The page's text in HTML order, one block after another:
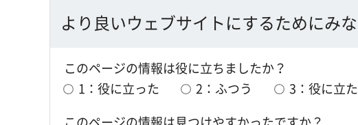
より良いウェブサイトにするためにみ
このページの情報は役に立ちましたか？
1：役に立った
2：ふつう
3：役に立